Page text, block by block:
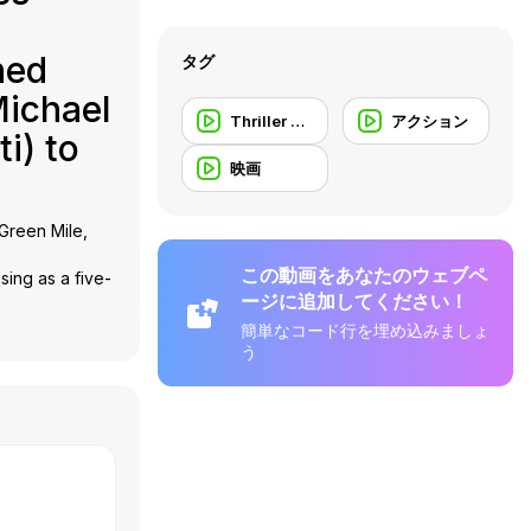
to
Mile,
as a five-
タグ
Thriller Trailer アクション
映画
この動画をあなたのウェブペ
ージに追加してください！
簡単なコード行を埋め込みましょ
う